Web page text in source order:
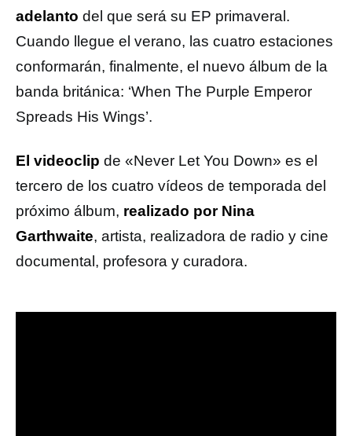
adelanto del que será su EP primaveral.
Cuando llegue el verano, las cuatro estaciones
conformarán, finalmente, el nuevo álbum de la
banda británica: ‘When The Purple Emperor
Spreads His Wings’.
El videoclip de «Never Let You Down» es el
tercero de los cuatro vídeos de temporada del
próximo álbum, realizado por Nina
Garthwaite, artista, realizadora de radio y cine
documental, profesora y curadora.